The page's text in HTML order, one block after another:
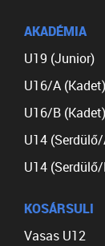
AKADÉMIA
U19 (Junior)
U16/A (Kadet)
U16/B (Kadet)
U14
U14
KOSÁRSULI
Vasas U12